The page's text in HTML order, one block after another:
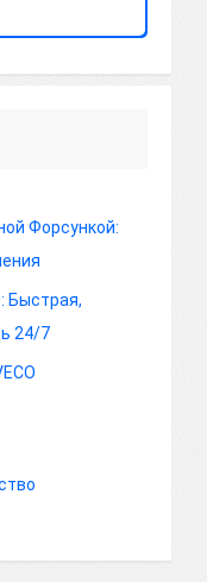
Форсункой:
Быстрая,
24/7